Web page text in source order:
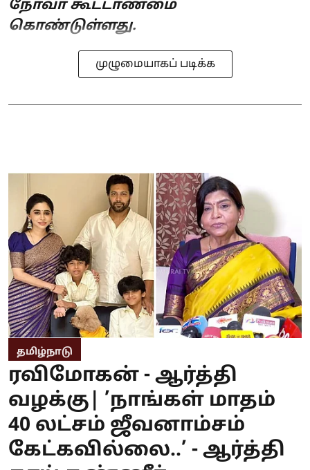
நோவா கூட்டாண்மை
கொண்டுள்ளது.
முழுமையாகப் படிக்க
தமிழ்நாடு
ரவிமோகன் - ஆர்த்தி
வழக்கு| ’நாங்கள் மாதம்
40 லட்சம் ஜீவனாம்சம்
கேட்கவில்லை..’ - ஆர்த்தி